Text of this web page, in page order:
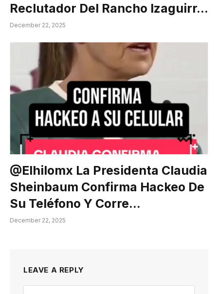
Reclutador Del Rancho Izaguirr…
December 22, 2025
@elhilomx La Presidenta Claudia
Sheinbaum Confirma Hackeo De
Su Teléfono Y Corre…
December 22, 2025
LEAVE A REPLY